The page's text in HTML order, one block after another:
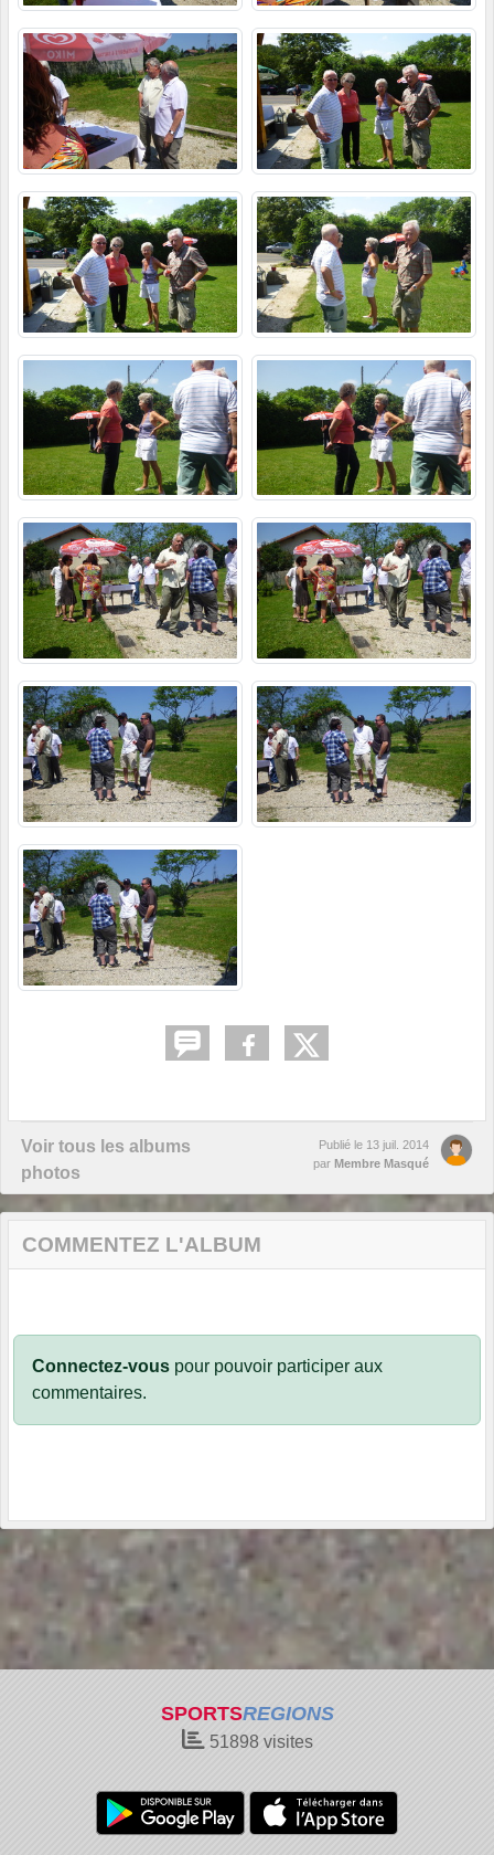
Voir tous les albums
photos
Publié le 13 juil. 2014
par Membre Masqué
COMMENTEZ L'ALBUM
Connectez-vous pour pouvoir participer aux
commentaires.
SPORTSREGIONS
51898visites